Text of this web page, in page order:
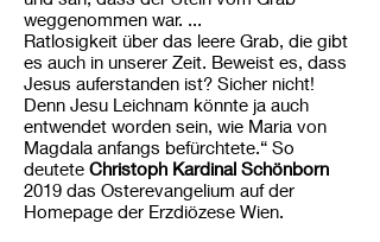
weggenommen war. ...
Ratlosigkeit über das leere Grab, die gibt
es auch in unserer Zeit. Beweist es, dass
Jesus auferstanden ist? Sicher nicht!
Denn Jesu Leichnam könnte ja auch
entwendet worden sein, wie Maria von
Magdala anfangs befürchtete.“ So
deutete Christoph Kardinal Schönborn
2019 das Osterevangelium auf der
Homepage der Erzdiözese Wien.